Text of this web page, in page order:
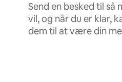
Send en besked til
vil, og når du er klar,
dem til at være din